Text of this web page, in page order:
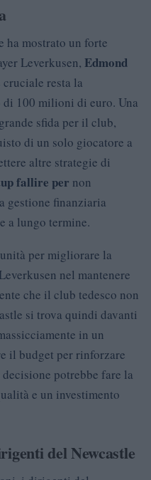
mostrato un forte
Leverkusen, Edmond
resta la
100 milioni di euro. Una
sfida per il club,
di un solo giocatore a
altre strategie di
fallire per non
gestione finanziaria
a lungo termine.
per migliorare la
nel mantenere
che il club tedesco non
si trova quindi davanti
in un
il budget per rinforzare
potrebbe fare la
e un investimento
del Newcastle